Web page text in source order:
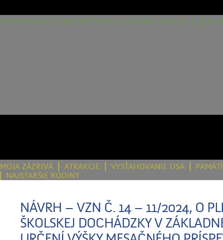
SAMOSPRÁVA OBECNÝ ÚRAD ÚRADNÁ TABUĽA
MOJA ZÁZRIVÁ ATRAKCIE VYSŤAHOVANIE USA
NAJSTARŠIE RODINY
NÁVRH – VZN Č. 14 – 11/2024, O
ŠKOLSKEJ DOCHÁDZKY V